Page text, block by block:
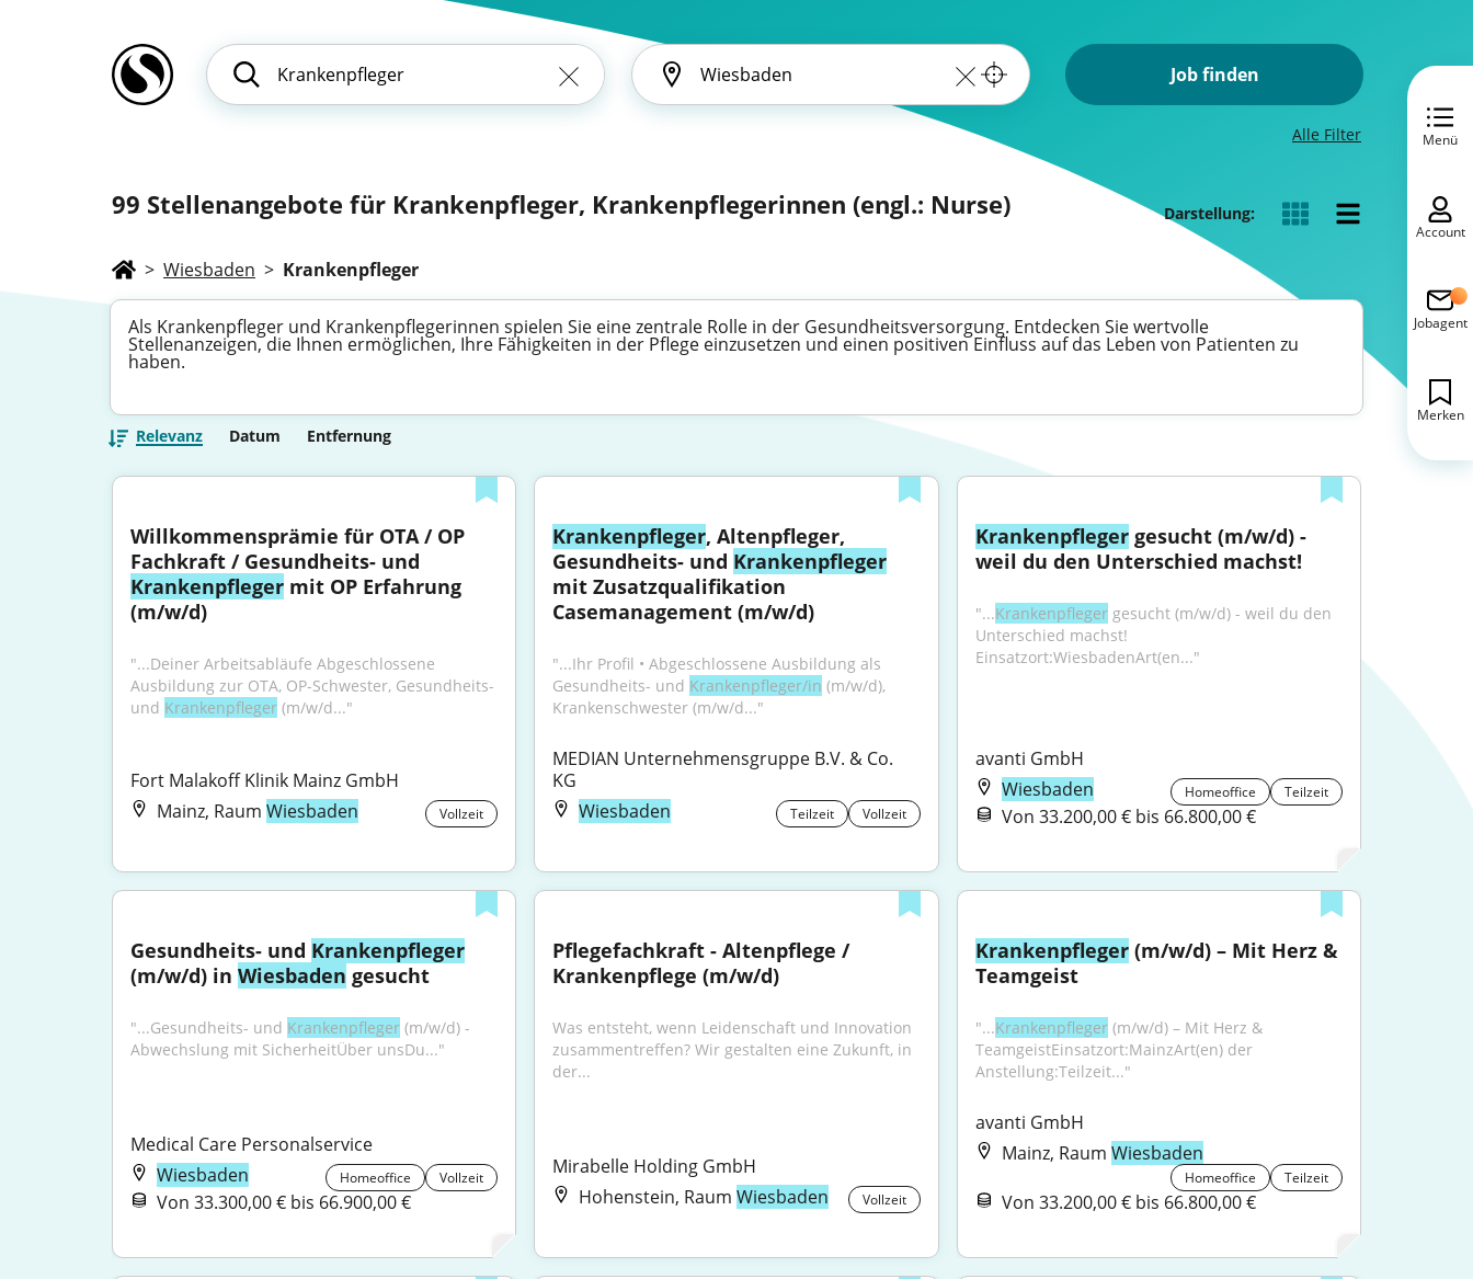
Job finden
Alle Filter
99 Stellenangebote für Krankenpfleger, Krankenpflegerinnen (engl.: Nurse) Darstellung:
> Wiesbaden > Krankenpfleger
Als Krankenpfleger und Krankenpflegerinnen spielen Sie eine zentrale Rolle in der Gesundheitsversorgung. Entdecken Sie wertvolle
Stellenanzeigen, die Ihnen ermöglichen, Ihre Fähigkeiten in der Pflege einzusetzen und einen positiven Einfluss auf das Leben von Patienten zu
haben.
Relevanz Datum Entfernung
Willkommensprämie für OTA / OP
Krankenpfleger mit OP Erfahrung
(m/w/d)
"...Deiner Arbeitsabläufe Abgeschlossene
Ausbildung zur OTA, OP-Schwester, Gesundheits-
und Krankenpfleger (m/w/d..."
Fort Malakoff Klinik Mainz GmbH
Mainz, Raum Wiesbaden Vollzeit
Krankenpfleger, Altenpfleger,
Gesundheits- und Krankenpfleger
mit Zusatzqualifikation
Casemanagement (m/w/d)
"...Ihr Profil • Abgeschlossene Ausbildung als
Gesundheits- und Krankenpfleger/in (m/w/d),
Krankenschwester (m/w/d..."
MEDIAN Unternehmensgruppe B.V. & Co.
KG
Wiesbaden
Teilzeit Vollzeit
Krankenpfleger gesucht (m/w/d) -
weil du den Unterschied machst!
"...Krankenpfleger gesucht (m/w/d) - weil du den
Unterschied machst!
Einsatzort:WiesbadenArt(en..."
avanti GmbH
Wiesbaden
Homeoffice Teilzeit
Von 33.200,00 € bis 66.800,00 €
Gesundheits- und Krankenpfleger
(m/w/d) in Wiesbaden gesucht
"...Gesundheits- und Krankenpfleger (m/w/d) -
Abwechslung mit SicherheitÜber unsDu..."
Medical Care Personalservice
Wiesbaden
Homeoffice Vollzeit
Von 33.300,00 € bis 66.900,00 €
Pflegefachkraft - Altenpflege /
Krankenpflege (m/w/d)
Was entsteht, wenn Leidenschaft und Innovation
zusammentreffen? Wir gestalten eine Zukunft, in
der...
Mirabelle Holding GmbH
Hohenstein, RaumWiesbaden Vollzeit
Krankenpfleger (m/w/d) – Mit Herz &
Teamgeist
"...Krankenpfleger (m/w/d) – Mit Herz &
TeamgeistEinsatzort:MainzArt(en) der
Anstellung:Teilzeit..."
avanti GmbH
Mainz, Raum Wiesbaden
Homeoffice Teilzeit
Von 33.200,00 € bis 66.800,00 €
Menü
Account
Jobagent
Merken